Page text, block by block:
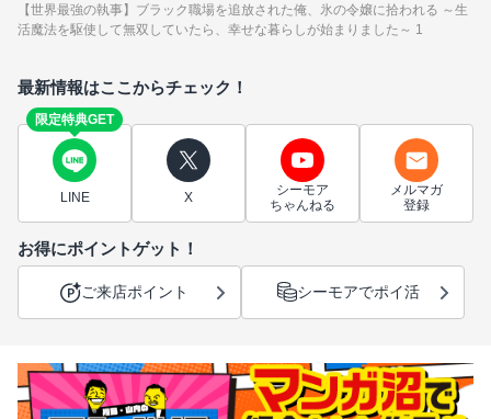
【世界最強の執事】ブラック職場を追放された俺、氷の令嬢に拾われる ～生
活魔法を駆使して無双していたら、幸せな暮らしが始まりました～ 1
最新情報はここからチェック！
限定特典GET
LINE X
シーモア
ちゃんねる
メルマガ
登録
お得にポイントゲット！
ご来店ポイント シーモアでポイ活